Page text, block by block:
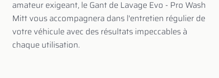
amateur exigeant, le Gant de Lavage Evo - Pro Wash
Mitt vous accompagnera dans l'entretien régulier de
votre véhicule avec des résultats impeccables à
chaque utilisation.